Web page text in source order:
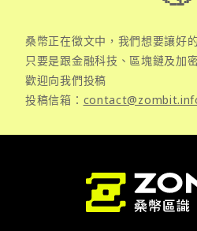
桑幣正在徵文中，我們想要讓好
只要是跟金融科技、區塊鏈及加
歡迎向我們投稿
投稿信箱：